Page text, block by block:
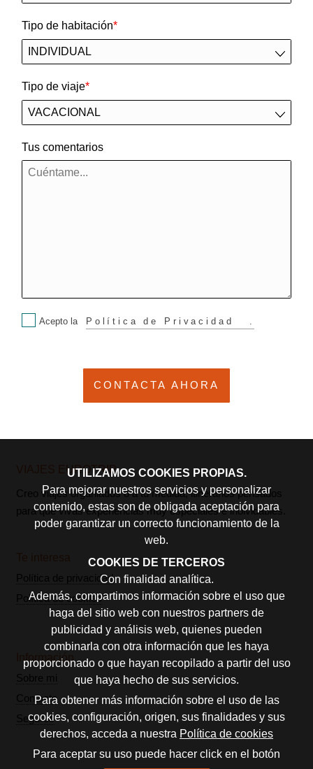
UTILIZAMOS COOKIES PROPIAS.
Para mejorar nuestros servicios y personalizar
contenido, estas son de obligada aceptación para
poder garantizar un correcto funcionamiento de la
web.
COOKIES DE TERCEROS
Con finalidad analítica.
Además, compartimos información sobre el uso que
haga del sitio web con nuestros partners de
publicidad y análisis web, quienes pueden
combinarla con otra información que les haya
proporcionado o que hayan recopilado a partir del uso
que haya hecho de sus servicios.
Para obtener más información sobre el uso de las
cookies, configuración, origen, sus finalidades y sus
derechos, acceda a nuestra Política de cookies
Para aceptar su uso puede hacer click en el botón
Tipo de habitación
Tipo de viaje
Tus comentarios
Acepto la Política de Privacidad .
VIAJES EUROTRIP
Creo viajes organiados o a tu medida, itinerarios pensados
para que vivas experiencias muy especiales e inolvidables.
Política de privacidad
Política de cookies
Información
Sobre mi
Contacto
Seguros